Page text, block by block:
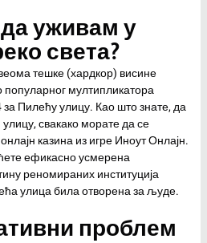
уживам у
света?
тешке (хардкор) висине
мултипликатора
Пилећу улицу. Као што знате, да
свакако морате да се
казина из игре Иноут Онлајн.
ефикасно усмерена
реномираних институција
улица била отворена за људе.
проблем